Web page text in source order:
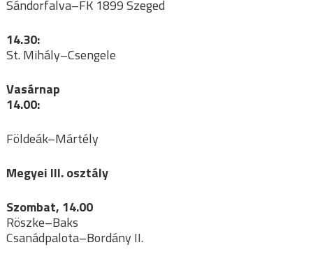
Sándorfalva–FK 1899 Szeged
14.30:
St. Mihály–Csengele
Vasárnap
14.00:
Földeák–Mártély
Megyei III. osztály
Szombat, 14.00
Röszke–Baks
Csanádpalota–Bordány II.